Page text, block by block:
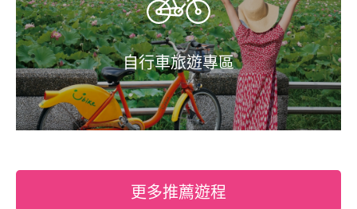
自行車旅遊專區
更多推薦遊程